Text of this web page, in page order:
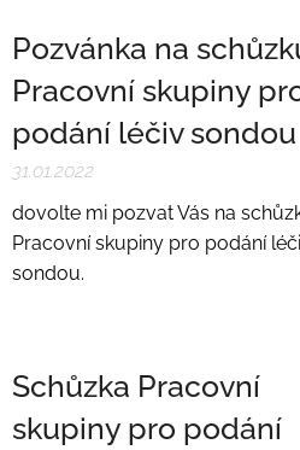
Pozvánka na
Pracovní skupiny
podání léčiv sondou
31.01.2022
dovolte mi pozvat Vás na
Pracovní skupiny pro podání
sondou.
Schůzka Pracovní
skupiny pro podání